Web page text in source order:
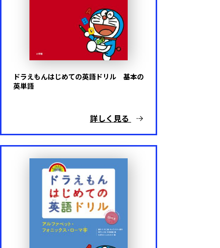
ドラえもんはじめての英語ドリル 基本の
英単語
詳しく見る